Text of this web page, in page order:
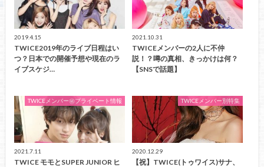
2019.4.15
TWICE2019年のライブ日程はい
つ？日本での開催予想や現在のラ
イブスケジ…
2021.10.31
TWICEメンバーの2人に不仲
説！？噂の真相、きっかけは何？
【SNSで話題】
TWICEメンバー㊙プライベート情報
2021.7.11
TWICE モモとSUPER JUNIOR ヒ
TWICEメンバー別特集
2020.12.29
【祝】TWICE(トゥワイス)サナ、